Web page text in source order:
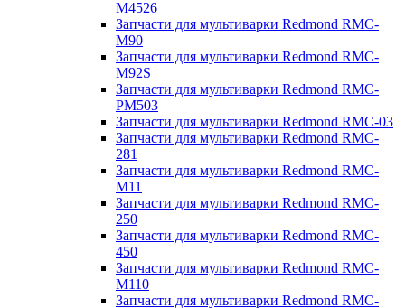
M4526
Запчасти для мультиварки Redmond RMC-
M90
Запчасти для мультиварки Redmond RMC-
M92S
Запчасти для мультиварки Redmond RMC-
PM503
Запчасти для мультиварки Redmond RMC-03
Запчасти для мультиварки Redmond RMC-
281
Запчасти для мультиварки Redmond RMC-
M11
Запчасти для мультиварки Redmond RMC-
250
Запчасти для мультиварки Redmond RMC-
450
Запчасти для мультиварки Redmond RMC-
M110
Запчасти для мультиварки Redmond RMC-